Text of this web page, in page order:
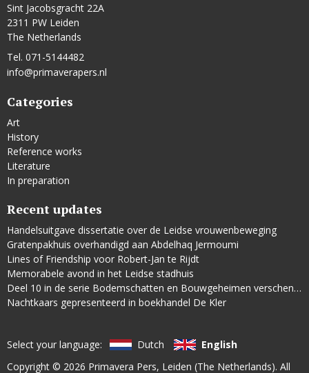
Sint Jacobsgracht 22A
2311 PW Leiden
The Netherlands
Tel. 071-5144482
info@primaverapers.nl
Categories
Art
History
Reference works
Literature
In preparation
Recent updates
Handelsuitgave dissertatie over de Leidse vrouwenbeweging
Gratenpakhuis overhandigd aan Abdelhaq Jermoumi
Lines of Friendship voor Robert-Jan te Rijdt
Memorabele avond in het Leidse stadhuis
Deel 10 in de serie Bodemschatten en Bouwgeheimen verschenen
Nachtkaars gepresenteerd in boekhandel De Kler
Select your language: Dutch
English
Copyright © 2026 Primavera Pers, Leiden (The Netherlands). All